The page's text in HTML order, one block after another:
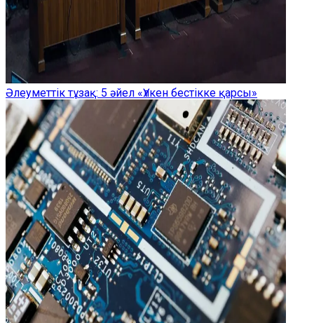
Әлеуметтік тұзақ: 5 әйел «Үлкен бестікке қарсы»